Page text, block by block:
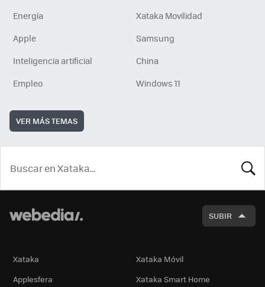
Energía
Xataka Movilidad
Apple
Samsung
Inteligencia artificial
China
Empleo
Windows 11
VER MÁS TEMAS
SUBIR
Xataka
Xataka Móvil
Applesfera
Xataka Smart Home